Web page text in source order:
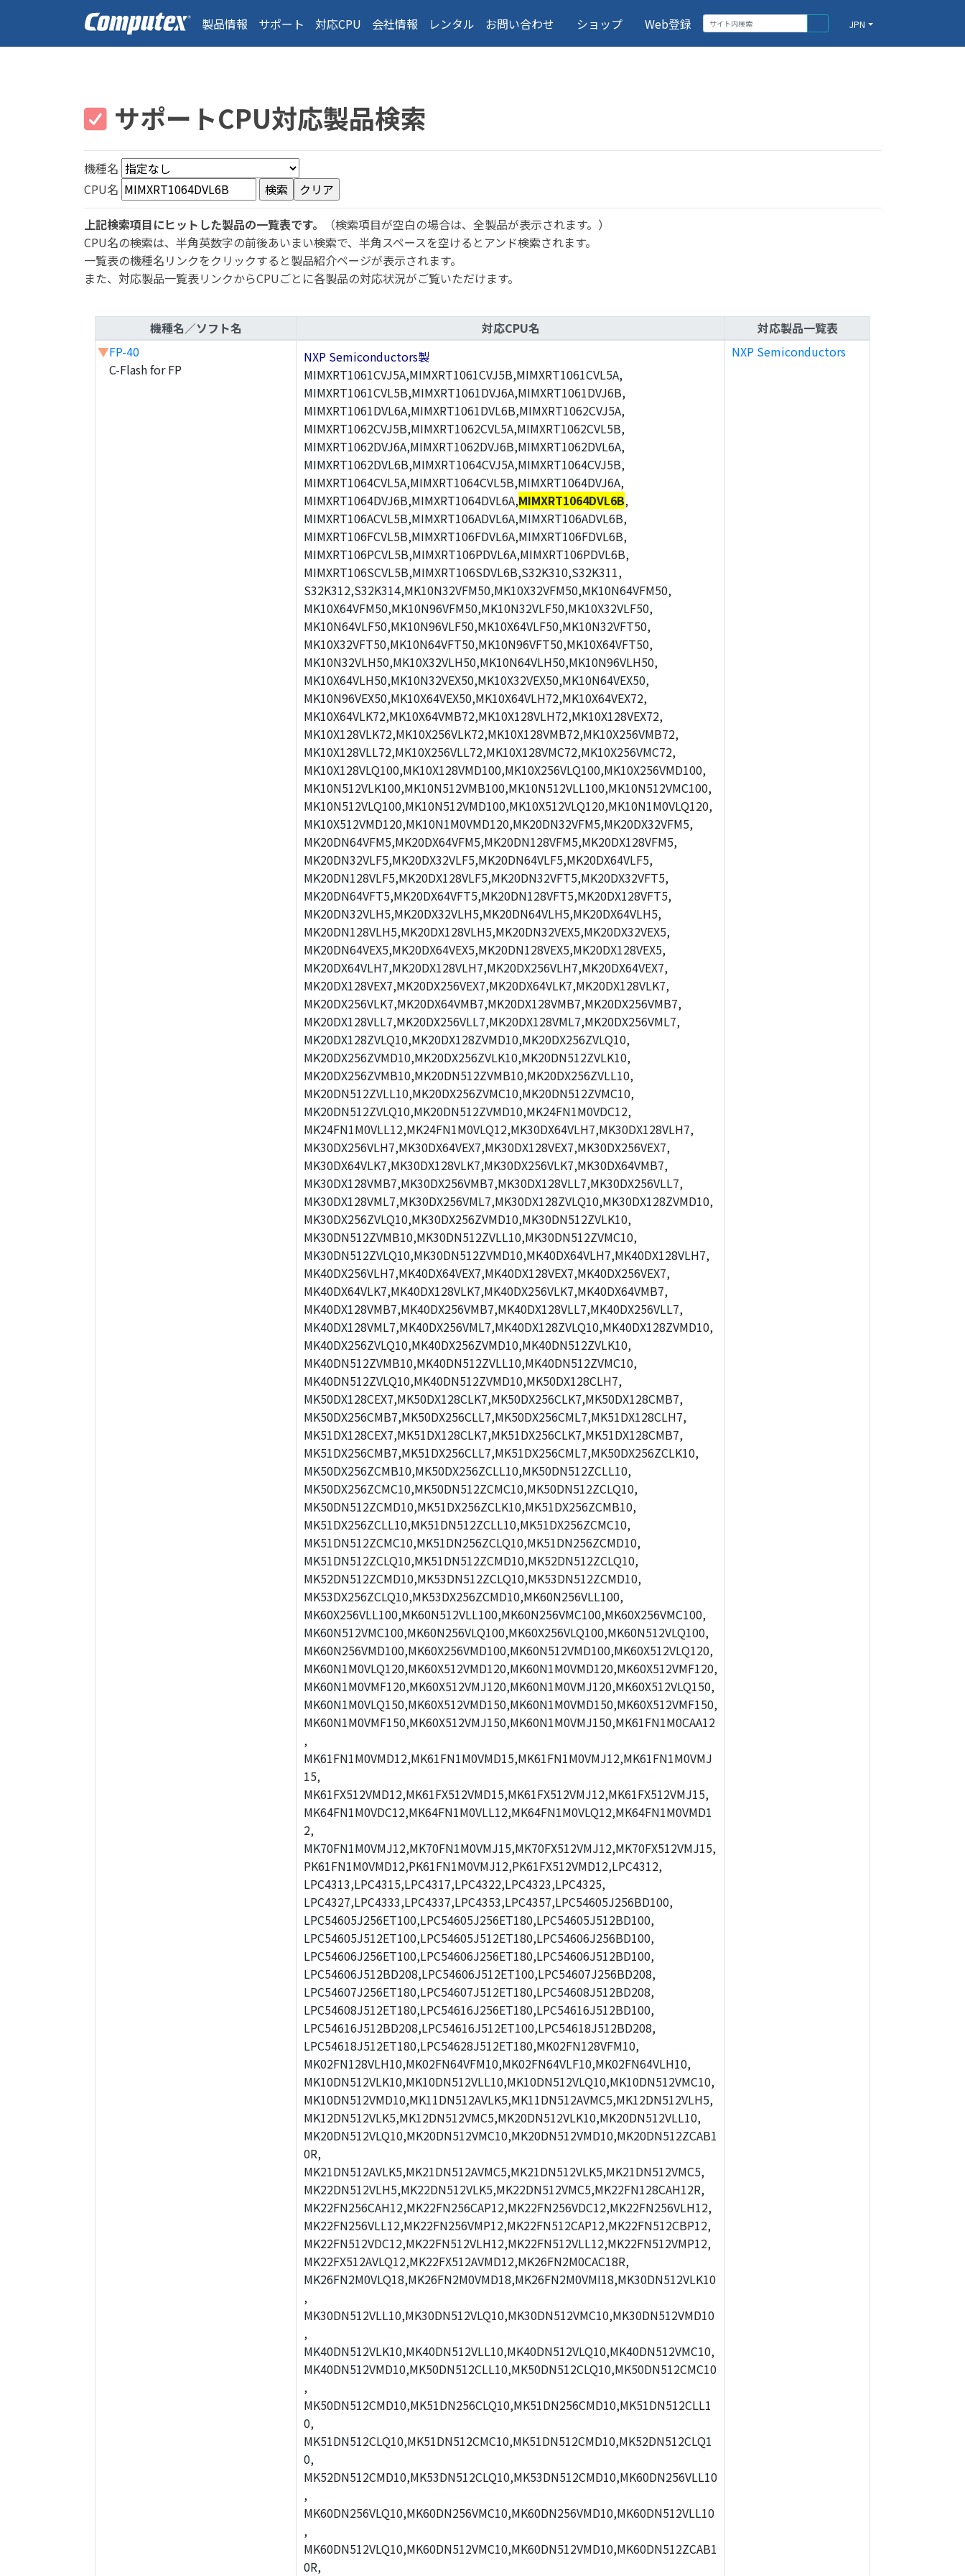
製品情報 サポート 対応CPU 会社情報 レンタル お問い合わせ ショップ Web登録 JPN
サポートCPU対応製品検索
機種名
CPU名
上記検索項目にヒットした製品の一覧表です。
（検索項目が空白の場合は、全製品が表示されます。）
CPU名の検索は、半角英数字の前後あいまい検索で、半角スペースを空けるとアンド検索されます。
一覧表の機種名リンクをクリックすると製品紹介ページが表示されます。
また、対応製品一覧表リンクからCPUごとに各製品の対応状況がご覧いただけます。
機種名／ソフト名 対応CPU名
対応製品一覧表
▼FP-40
C-Flash for FP
NXP Semiconductors製
MIMXRT1061CVJ5A,MIMXRT1061CVJ5B,MIMXRT1061CVL5A,
MIMXRT1061CVL5B,MIMXRT1061DVJ6A,MIMXRT1061DVJ6B,
MIMXRT1061DVL6A,MIMXRT1061DVL6B,MIMXRT1062CVJ5A,
MIMXRT1062CVJ5B,MIMXRT1062CVL5A,MIMXRT1062CVL5B,
MIMXRT1062DVJ6A,MIMXRT1062DVJ6B,MIMXRT1062DVL6A,
MIMXRT1062DVL6B,MIMXRT1064CVJ5A,MIMXRT1064CVJ5B,
MIMXRT1064CVL5A,MIMXRT1064CVL5B,MIMXRT1064DVJ6A,
MIMXRT1064DVJ6B,MIMXRT1064DVL6A,MIMXRT1064DVL6B,
MIMXRT106ACVL5B,MIMXRT106ADVL6A,MIMXRT106ADVL6B,
MIMXRT106FCVL5B,MIMXRT106FDVL6A,MIMXRT106FDVL6B,
MIMXRT106PCVL5B,MIMXRT106PDVL6A,MIMXRT106PDVL6B,
MIMXRT106SCVL5B,MIMXRT106SDVL6B,S32K310,S32K311,
S32K312,S32K314,MK10N32VFM50,MK10X32VFM50,MK10N64VFM50,
MK10X64VFM50,MK10N96VFM50,MK10N32VLF50,MK10X32VLF50,
MK10N64VLF50,MK10N96VLF50,MK10X64VLF50,MK10N32VFT50,
MK10X32VFT50,MK10N64VFT50,MK10N96VFT50,MK10X64VFT50,
MK10N32VLH50,MK10X32VLH50,MK10N64VLH50,MK10N96VLH50,
MK10X64VLH50,MK10N32VEX50,MK10X32VEX50,MK10N64VEX50,
MK10N96VEX50,MK10X64VEX50,MK10X64VLH72,MK10X64VEX72,
MK10X64VLK72,MK10X64VMB72,MK10X128VLH72,MK10X128VEX72,
MK10X128VLK72,MK10X256VLK72,MK10X128VMB72,MK10X256VMB72,
MK10X128VLL72,MK10X256VLL72,MK10X128VMC72,MK10X256VMC72,
MK10X128VLQ100,MK10X128VMD100,MK10X256VLQ100,MK10X256VMD100,
MK10N512VLK100,MK10N512VMB100,MK10N512VLL100,MK10N512VMC100,
MK10N512VLQ100,MK10N512VMD100,MK10X512VLQ120,MK10N1M0VLQ120,
MK10X512VMD120,MK10N1M0VMD120,MK20DN32VFM5,MK20DX32VFM5,
MK20DN64VFM5,MK20DX64VFM5,MK20DN128VFM5,MK20DX128VFM5,
MK20DN32VLF5,MK20DX32VLF5,MK20DN64VLF5,MK20DX64VLF5,
MK20DN128VLF5,MK20DX128VLF5,MK20DN32VFT5,MK20DX32VFT5,
MK20DN64VFT5,MK20DX64VFT5,MK20DN128VFT5,MK20DX128VFT5,
MK20DN32VLH5,MK20DX32VLH5,MK20DN64VLH5,MK20DX64VLH5,
MK20DN128VLH5,MK20DX128VLH5,MK20DN32VEX5,MK20DX32VEX5,
MK20DN64VEX5,MK20DX64VEX5,MK20DN128VEX5,MK20DX128VEX5,
MK20DX64VLH7,MK20DX128VLH7,MK20DX256VLH7,MK20DX64VEX7,
MK20DX128VEX7,MK20DX256VEX7,MK20DX64VLK7,MK20DX128VLK7,
MK20DX256VLK7,MK20DX64VMB7,MK20DX128VMB7,MK20DX256VMB7,
MK20DX128VLL7,MK20DX256VLL7,MK20DX128VML7,MK20DX256VML7,
MK20DX128ZVLQ10,MK20DX128ZVMD10,MK20DX256ZVLQ10,
MK20DX256ZVMD10,MK20DX256ZVLK10,MK20DN512ZVLK10,
MK20DX256ZVMB10,MK20DN512ZVMB10,MK20DX256ZVLL10,
MK20DN512ZVLL10,MK20DX256ZVMC10,MK20DN512ZVMC10,
MK20DN512ZVLQ10,MK20DN512ZVMD10,MK24FN1M0VDC12,
MK24FN1M0VLL12,MK24FN1M0VLQ12,MK30DX64VLH7,MK30DX128VLH7,
MK30DX256VLH7,MK30DX64VEX7,MK30DX128VEX7,MK30DX256VEX7,
MK30DX64VLK7,MK30DX128VLK7,MK30DX256VLK7,MK30DX64VMB7,
MK30DX128VMB7,MK30DX256VMB7,MK30DX128VLL7,MK30DX256VLL7,
MK30DX128VML7,MK30DX256VML7,MK30DX128ZVLQ10,MK30DX128ZVMD10,
MK30DX256ZVLQ10,MK30DX256ZVMD10,MK30DN512ZVLK10,
MK30DN512ZVMB10,MK30DN512ZVLL10,MK30DN512ZVMC10,
MK30DN512ZVLQ10,MK30DN512ZVMD10,MK40DX64VLH7,MK40DX128VLH7,
MK40DX256VLH7,MK40DX64VEX7,MK40DX128VEX7,MK40DX256VEX7,
MK40DX64VLK7,MK40DX128VLK7,MK40DX256VLK7,MK40DX64VMB7,
MK40DX128VMB7,MK40DX256VMB7,MK40DX128VLL7,MK40DX256VLL7,
MK40DX128VML7,MK40DX256VML7,MK40DX128ZVLQ10,MK40DX128ZVMD10,
MK40DX256ZVLQ10,MK40DX256ZVMD10,MK40DN512ZVLK10,
MK40DN512ZVMB10,MK40DN512ZVLL10,MK40DN512ZVMC10,
MK40DN512ZVLQ10,MK40DN512ZVMD10,MK50DX128CLH7,
MK50DX128CEX7,MK50DX128CLK7,MK50DX256CLK7,MK50DX128CMB7,
MK50DX256CMB7,MK50DX256CLL7,MK50DX256CML7,MK51DX128CLH7,
MK51DX128CEX7,MK51DX128CLK7,MK51DX256CLK7,MK51DX128CMB7,
MK51DX256CMB7,MK51DX256CLL7,MK51DX256CML7,MK50DX256ZCLK10,
MK50DX256ZCMB10,MK50DX256ZCLL10,MK50DN512ZCLL10,
MK50DX256ZCMC10,MK50DN512ZCMC10,MK50DN512ZCLQ10,
MK50DN512ZCMD10,MK51DX256ZCLK10,MK51DX256ZCMB10,
MK51DX256ZCLL10,MK51DN512ZCLL10,MK51DX256ZCMC10,
MK51DN512ZCMC10,MK51DN256ZCLQ10,MK51DN256ZCMD10,
MK51DN512ZCLQ10,MK51DN512ZCMD10,MK52DN512ZCLQ10,
MK52DN512ZCMD10,MK53DN512ZCLQ10,MK53DN512ZCMD10,
MK53DX256ZCLQ10,MK53DX256ZCMD10,MK60N256VLL100,
MK60X256VLL100,MK60N512VLL100,MK60N256VMC100,MK60X256VMC100,
MK60N512VMC100,MK60N256VLQ100,MK60X256VLQ100,MK60N512VLQ100,
MK60N256VMD100,MK60X256VMD100,MK60N512VMD100,MK60X512VLQ120,
MK60N1M0VLQ120,MK60X512VMD120,MK60N1M0VMD120,MK60X512VMF120,
MK60N1M0VMF120,MK60X512VMJ120,MK60N1M0VMJ120,MK60X512VLQ150,
MK60N1M0VLQ150,MK60X512VMD150,MK60N1M0VMD150,MK60X512VMF150,
MK60N1M0VMF150,MK60X512VMJ150,MK60N1M0VMJ150,MK61FN1M0CAA12
,
MK61FN1M0VMD12,MK61FN1M0VMD15,MK61FN1M0VMJ12,MK61FN1M0VMJ
15,
MK61FX512VMD12,MK61FX512VMD15,MK61FX512VMJ12,MK61FX512VMJ15,
MK64FN1M0VDC12,MK64FN1M0VLL12,MK64FN1M0VLQ12,MK64FN1M0VMD1
2,
MK70FN1M0VMJ12,MK70FN1M0VMJ15,MK70FX512VMJ12,MK70FX512VMJ15,
PK61FN1M0VMD12,PK61FN1M0VMJ12,PK61FX512VMD12,LPC4312,
LPC4313,LPC4315,LPC4317,LPC4322,LPC4323,LPC4325,
LPC4327,LPC4333,LPC4337,LPC4353,LPC4357,LPC54605J256BD100,
LPC54605J256ET100,LPC54605J256ET180,LPC54605J512BD100,
LPC54605J512ET100,LPC54605J512ET180,LPC54606J256BD100,
LPC54606J256ET100,LPC54606J256ET180,LPC54606J512BD100,
LPC54606J512BD208,LPC54606J512ET100,LPC54607J256BD208,
LPC54607J256ET180,LPC54607J512ET180,LPC54608J512BD208,
LPC54608J512ET180,LPC54616J256ET180,LPC54616J512BD100,
LPC54616J512BD208,LPC54616J512ET100,LPC54618J512BD208,
LPC54618J512ET180,LPC54628J512ET180,MK02FN128VFM10,
MK02FN128VLH10,MK02FN64VFM10,MK02FN64VLF10,MK02FN64VLH10,
MK10DN512VLK10,MK10DN512VLL10,MK10DN512VLQ10,MK10DN512VMC10,
MK10DN512VMD10,MK11DN512AVLK5,MK11DN512AVMC5,MK12DN512VLH5,
MK12DN512VLK5,MK12DN512VMC5,MK20DN512VLK10,MK20DN512VLL10,
MK20DN512VLQ10,MK20DN512VMC10,MK20DN512VMD10,MK20DN512ZCAB1
0R,
MK21DN512AVLK5,MK21DN512AVMC5,MK21DN512VLK5,MK21DN512VMC5,
MK22DN512VLH5,MK22DN512VLK5,MK22DN512VMC5,MK22FN128CAH12R,
MK22FN256CAH12,MK22FN256CAP12,MK22FN256VDC12,MK22FN256VLH12,
MK22FN256VLL12,MK22FN256VMP12,MK22FN512CAP12,MK22FN512CBP12,
MK22FN512VDC12,MK22FN512VLH12,MK22FN512VLL12,MK22FN512VMP12,
MK22FX512AVLQ12,MK22FX512AVMD12,MK26FN2M0CAC18R,
MK26FN2M0VLQ18,MK26FN2M0VMD18,MK26FN2M0VMI18,MK30DN512VLK10
,
MK30DN512VLL10,MK30DN512VLQ10,MK30DN512VMC10,MK30DN512VMD10
,
MK40DN512VLK10,MK40DN512VLL10,MK40DN512VLQ10,MK40DN512VMC10,
MK40DN512VMD10,MK50DN512CLL10,MK50DN512CLQ10,MK50DN512CMC10
,
MK50DN512CMD10,MK51DN256CLQ10,MK51DN256CMD10,MK51DN512CLL1
0,
MK51DN512CLQ10,MK51DN512CMC10,MK51DN512CMD10,MK52DN512CLQ1
0,
MK52DN512CMD10,MK53DN512CLQ10,MK53DN512CMD10,MK60DN256VLL10
,
MK60DN256VLQ10,MK60DN256VMC10,MK60DN256VMD10,MK60DN512VLL10
,
MK60DN512VLQ10,MK60DN512VMC10,MK60DN512VMD10,MK60DN512ZCAB1
0R,
NXP Semiconductors